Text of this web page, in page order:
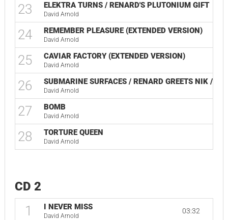
23 ELEKTRA TURNS / RENARD'S PLUTONIUM GIFT
David Arnold
24 REMEMBER PLEASURE (EXTENDED VERSION)
David Arnold
25 CAVIAR FACTORY (EXTENDED VERSION)
David Arnold
26 SUBMARINE SURFACES / RENARD GREETS NIK / M
David Arnold
27 BOMB
David Arnold
28 TORTURE QUEEN
David Arnold
CD 2
1 I NEVER MISS
David Arnold
03:32